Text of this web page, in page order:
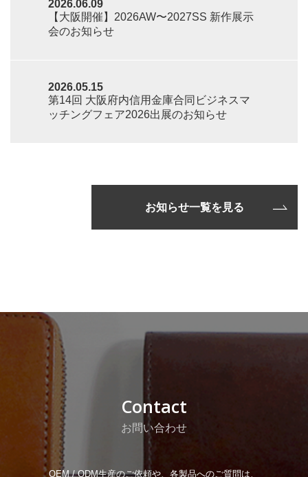
2026.06.09
【大阪開催】2026AW〜2027SS 新作展示
会のお知らせ
2026.05.15
第14回 大阪府内信用金庫合同ビジネスマ
ッチングフェア2026出展のお知らせ
お知らせ一覧を見る
Contact
お問い合わせ
OEM / ODM生産のご依頼や、各製品へのご質問は、